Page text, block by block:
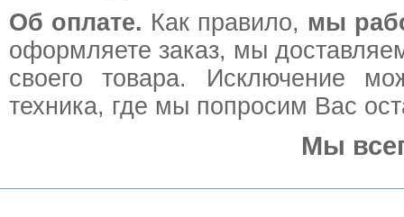
Об оплате. Как правило, мы
оформляете заказ, мы
своего товара. Исключение
техника, где мы попросим Вас
Мы